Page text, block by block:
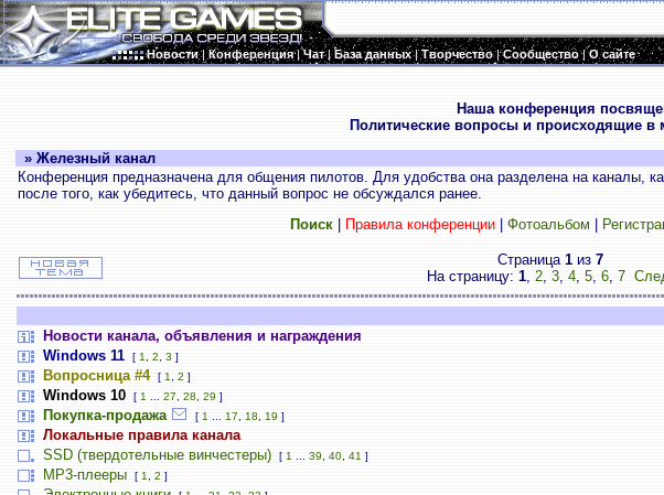
Новости|Конференция|Чат|База данных|Творчество|Сообщество|О сайте
Наша конференция
Политические вопросы и происходящие
» Железный канал
Конференция предназначена для общения пилотов. Для удобства она разделена на каналы,
после того, как убедитесь, что данный вопрос не обсуждался ранее.
Поиск| Правила конференции| Фотоальбом
Страница 1из 7
На страницу: 1, 2, 3, 4, 5, 6, 7
Новости канала, объявления и награждения
Windows 11 [ 1 2 3 ]
Вопросница #4 [ 1 2 ]
Windows 10 [ 1 27 28 29]
Покупка-продажа [ 1 17 18 19]
Локальные правила канала
SSD (твердотельные винчестеры) [ 1 39, 40, 41 ]
MP3-плееры [ 1 2 ]